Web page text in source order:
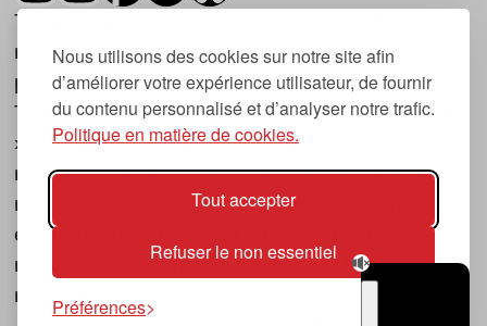
Nous utilisons des cookies sur notre site afin
d’améliorer votre expérience utilisateur, de fournir
du contenu personnalisé et d’analyser notre trafic.
Politique en matière de cookies.
Tout accepter
Refuser le non essentiel
Préférences
Tsugi est un mensuel indépendant sur la
musique et les nouvelles tendances, dont la
première parution date de 2007.
Tsugi en japonais signifie « prochain », « suivant
», ce qui correspond à la thématique du
magazine, à l’affût des nouvelles tendances
musicales, qu’elles viennent de la musique
électronique, du rock ou du hip hop, et des
nouveaux phénomènes de société liés à la
musique.